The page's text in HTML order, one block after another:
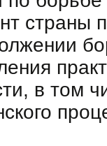
страны
в том